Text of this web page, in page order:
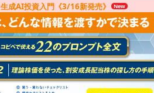
生成AI投資入門《3/16新発売》